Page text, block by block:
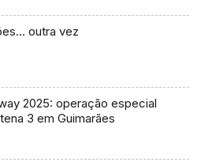
outra vez
2025: operação especial
3 em Guimarães